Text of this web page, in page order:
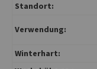
Standort:
Verwendung:
Winterhart: